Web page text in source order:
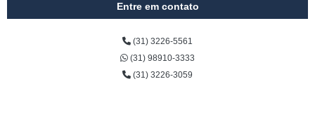
Entre em contato
(31) 3226-5561
(31) 98910-3333
(31) 3226-3059